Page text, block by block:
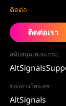
ติดต่อ
ติดต่อเรา
สนับสนุนเทเลแกรม:
ช่องทางโทรเลข:
AltSignals